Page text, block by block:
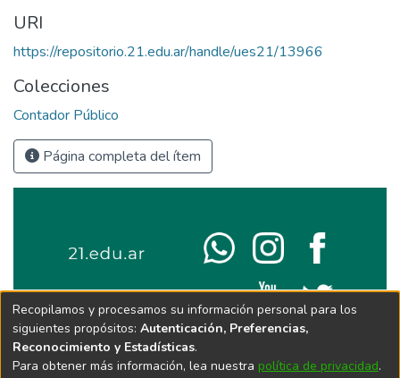
URI
https://repositorio.21.edu.ar/handle/ues21/13966
Colecciones
Contador Público
Página completa del ítem
Recopilamos y procesamos su información personal para los
siguientes propósitos: Autenticación, Preferencias,
Reconocimiento y Estadísticas.
Para obtener más información, lea nuestra política de privacidad.